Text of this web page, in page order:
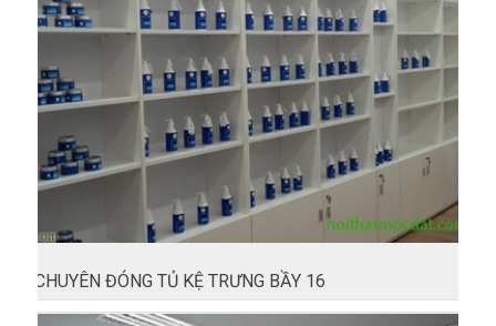
CHUYÊN ĐÓNG TỦ KỆ TRƯNG BẦY 16